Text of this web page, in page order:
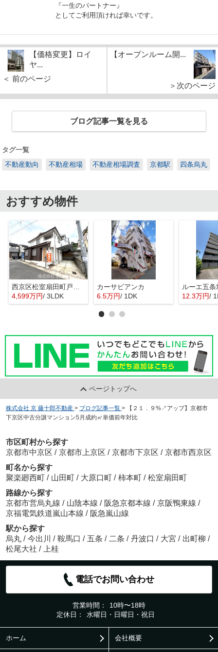
『一生のパートナー』
としてご利用頂ければ幸いです。
【価格変更】ロイ
ヤ...
＜ 前のページ
【オープンルーム開...
＞次のページ
ブログ記事一覧を見る
タグ一覧
不動産動向
不動産相場 不動産相場調査 京都駅 四条烏丸
おすすめ物件
4,599万円/ 3LDK
カーサビアンカ
6.5万円/ 1DK
ルーエ五条
12.3万円/
ページトップへ
株式会社 京 藤十郎不動産 > ブログ記事一覧 >
【２１．９%↗アップ】京都市
下京区中古分譲マンション5月成約㎡単価前年対比
市区町村から探す
京都市中京区 / 京都市上京区 / 京都市下京区 / 京都市西京区
町名から探す
聚楽廻西町 / 山田町 / 大原口町 / 柿本町 / 松室扇田町
路線から探す
京都市営烏丸線 / 山陰本線 / 阪急京都本線 / 京阪鴨東線 /
京福電気鉄道嵐山本線 / 阪急嵐山線
駅から探す
烏丸 / 今出川 / 鞍馬口 / 五条 / 二条 / 丹波口 / 大宮 / 出町柳 /
松尾大社 / 上桂
電話でお問い合わせ
営業時間：
10時〜18時
定休日：
水曜日・日曜日・祝日
ホーム 会社概要